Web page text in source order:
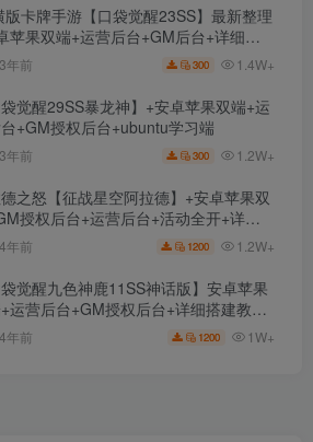
版卡牌手游【口袋觉醒23SS】最新整理
苹果双端+运营后台+GM后台+详细搭
3年前 300 1.4W+
袋觉醒29SS暴龙神】+安卓苹果双端+运
+GM授权后台+ubuntu学习端
3年前 300 1.2W+
之怒【征战星空阿拉德】+安卓苹果双
授权后台+运营后台+活动全开+详细
4年前 1200 1.2W+
袋觉醒九色神鹿11SS神话版】安卓苹果
运营后台+GM授权后台+详细搭建教
4年前 1200 1W+